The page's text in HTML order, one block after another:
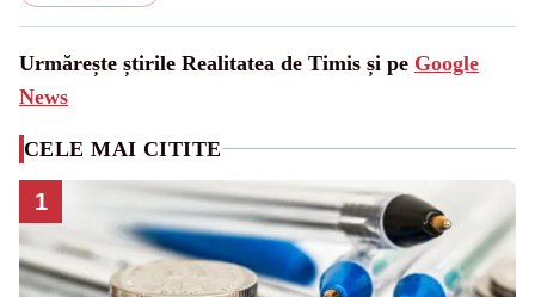
Urmărește știrile Realitatea de Timis și pe Google
News
CELE MAI CITITE
1